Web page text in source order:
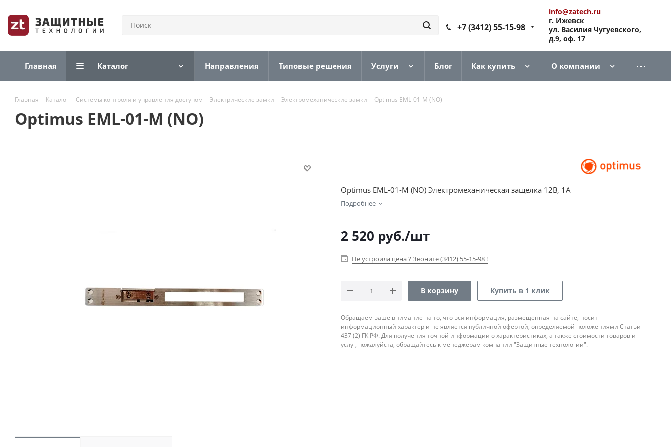
+7 (3412) 55-15-98
info@zatech.ru
г. Ижевск
ул. Василия Чугуевского,
д.9, оф. 17
Главная Каталог Направления Типовые решения Услуги Блог Как купить О компании
Главная - Каталог - Системы контроля и управления доступом - Электрические замки - Электромеханические замки - Optimus EML-01-M (NO)
Optimus EML-01-M (NO)
Optimus EML-01-M (NO) Электромеханическая защелка 12В, 1А
Подробнее
2 520 руб./шт
Не устроила цена ? Звоните (3412) 55-15-98 !
В корзину Купить в 1 клик
Обращаем ваше внимание на то, что вся информация, размещенная на сайте, носит
информационный характер и не является публичной офертой, определяемой положениями Статьи
437 (2) ГК РФ. Для получения точной информации о характеристиках, а также стоимости товаров и
услуг, пожалуйста, обращайтесь к менеджерам компании "Защитные технологии".